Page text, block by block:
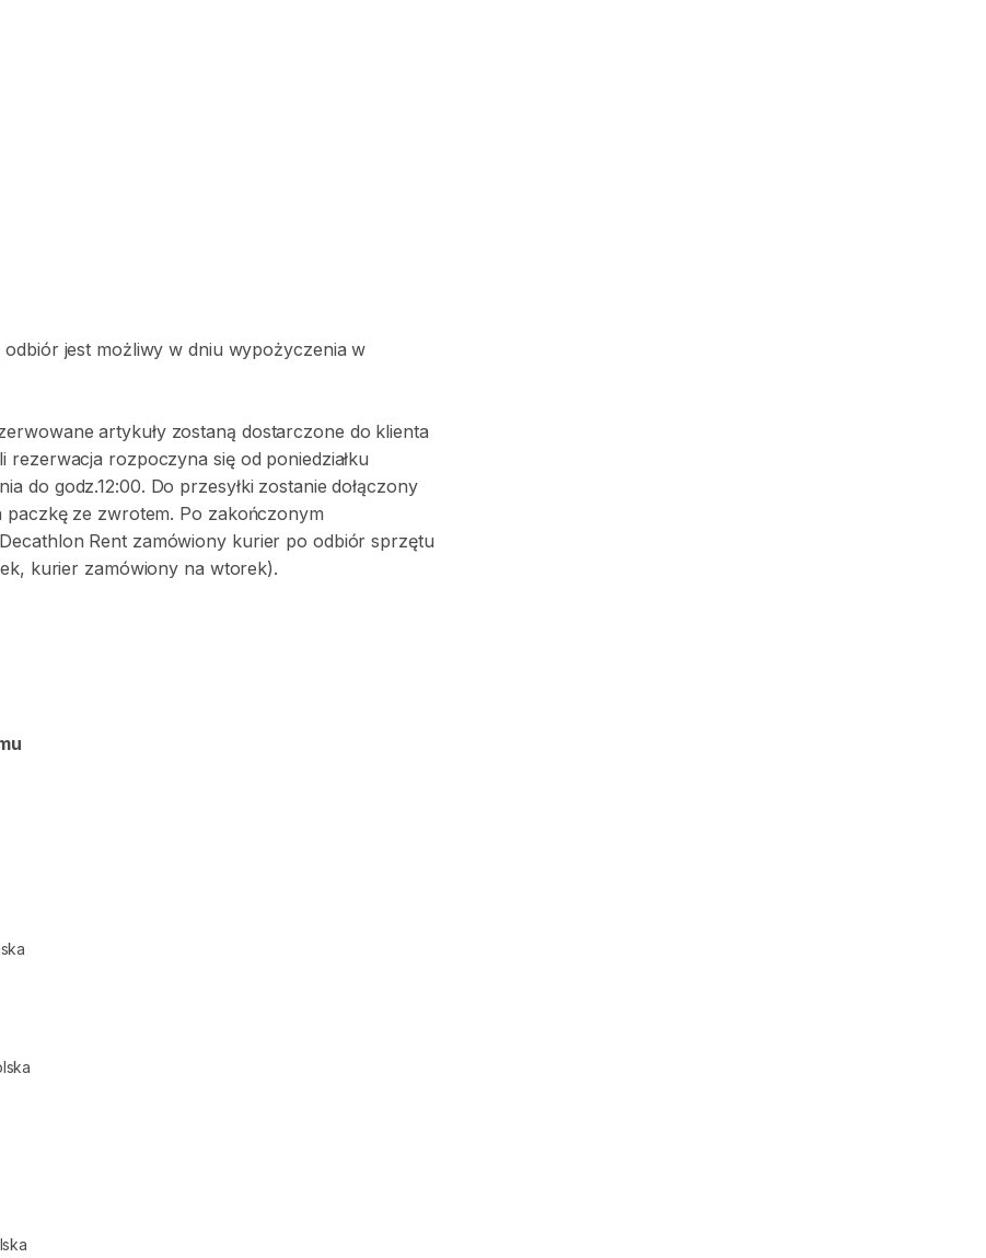
jest możliwy w dniu wypożyczenia w
artykuły zostaną dostarczone do klienta
rozpoczyna się od poniedziałku
do godz.12:00. Do przesyłki zostanie dołączony
ze zwrotem. Po zakończonym
Rent zamówiony kurier po odbiór sprzętu
kurier zamówiony na wtorek).